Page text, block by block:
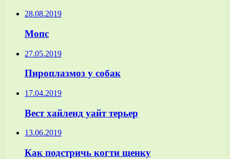
28.08.2019
Мопс
27.05.2019
Пироплазмоз у собак
17.04.2019
Вест хайленд уайт терьер
13.06.2019
Как подстричь когти щенку